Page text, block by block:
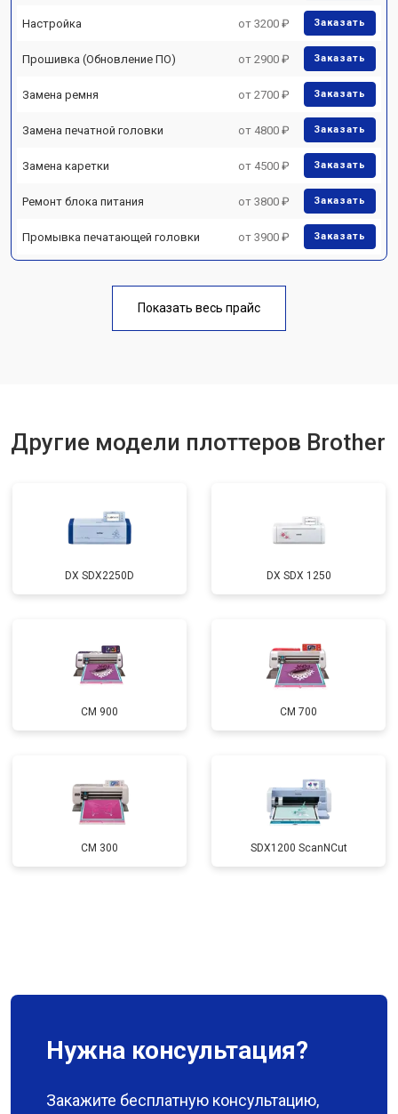
Настройка от 3200 ₽ Заказать
Прошивка (Обновление ПО) от 2900 ₽ Заказать
Замена ремня от 2700 ₽ Заказать
Замена печатной головки от 4800 ₽ Заказать
Замена каретки от 4500 ₽ Заказать
Ремонт блока питания от 3800 ₽ Заказать
Промывка печатающей головки от 3900 ₽ Заказать
Показать весь прайс
Другие модели плоттеров Brother
DX SDX2250D DX SDX 1250
CM 900 CM 700
CM 300 SDX1200 ScanNCut
Нужна консультация?
Закажите бесплатную консультацию,